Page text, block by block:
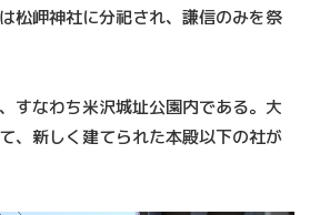
松岬神社に分祀され、謙信のみを祭
すなわち米沢城址公園内である。大
、新しく建てられた本殿以下の社が